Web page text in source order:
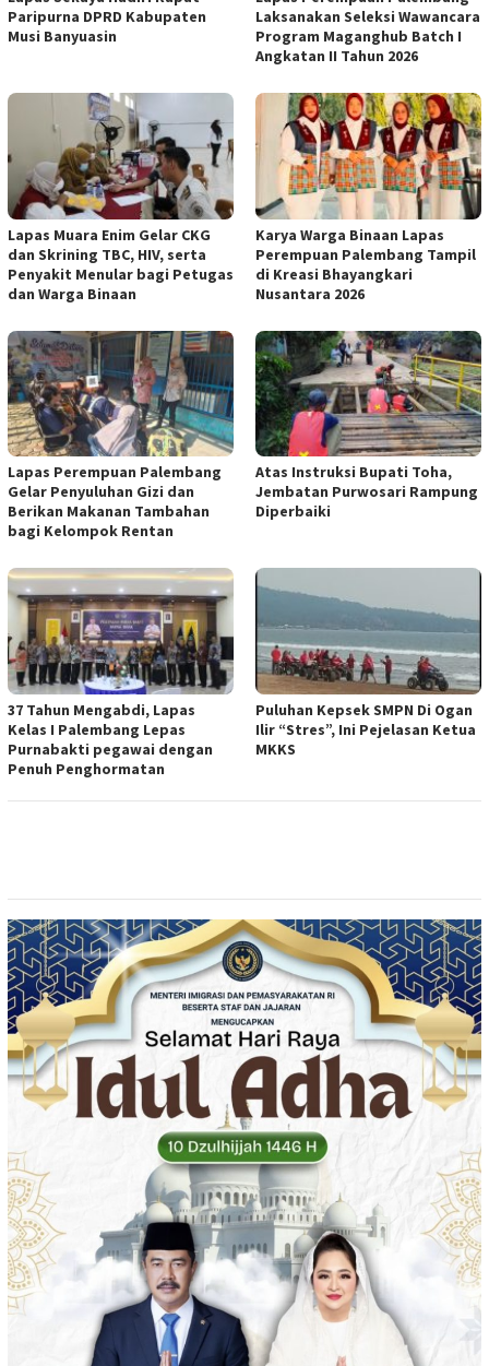
Paripurna DPRD Kabupaten
Musi Banyuasin
Laksanakan Seleksi Wawancara
Program Maganghub Batch I
Angkatan II Tahun 2026
Lapas Muara Enim Gelar CKG
dan Skrining TBC, HIV, serta
Penyakit Menular bagi Petugas
dan Warga Binaan
Karya Warga Binaan Lapas
Perempuan Palembang Tampil
di Kreasi Bhayangkari
Nusantara 2026
Lapas Perempuan Palembang
Gelar Penyuluhan Gizi dan
Berikan Makanan Tambahan
bagi Kelompok Rentan
Atas Instruksi Bupati Toha,
Jembatan Purwosari Rampung
Diperbaiki
37 Tahun Mengabdi, Lapas
Kelas I Palembang Lepas
Purnabakti pegawai dengan
Penuh Penghormatan
Puluhan Kepsek SMPN Di Ogan
Ilir “Stres”, Ini Pejelasan Ketua
MKKS